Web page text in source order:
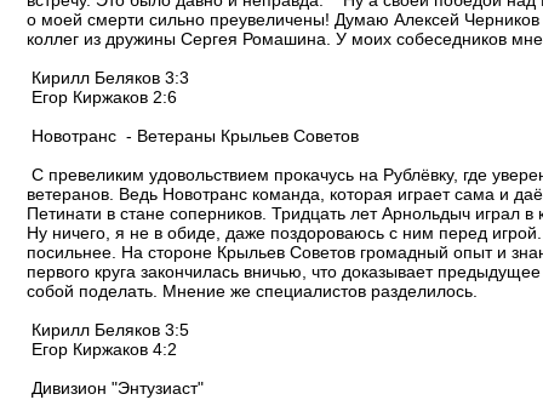
о моей смерти сильно преувеличены! Думаю Алексей Черников
коллег из дружины Сергея Ромашина. У моих собеседников
Кирилл Беляков 3:3
Егор Киржаков 2:6
Новотранс - Ветераны Крыльев Советов
С превеликим удовольствием прокачусь на Рублёвку, где
ветеранов. Ведь Новотранс команда, которая играет сама и
Петинати в стане соперников. Тридцать лет Арнольдыч играл
Ну ничего, я не в обиде, даже поздороваюсь с ним перед
посильнее. На стороне Крыльев Советов громадный опыт и
первого круга закончилась вничью, что доказывает
собой поделать. Мнение же специалистов разделилось.
Кирилл Беляков 3:5
Егор Киржаков 4:2
Дивизион "Энтузиаст"